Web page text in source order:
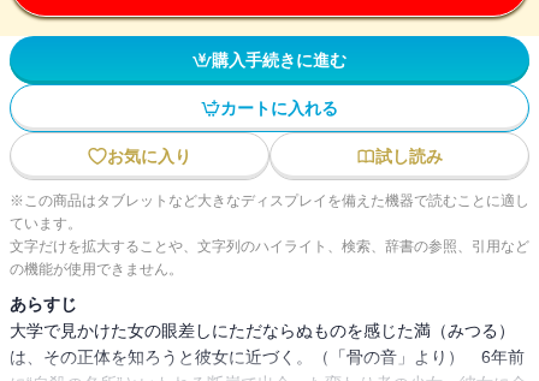
購入手続きに進む
カートに入れる
お気に入り 試し読み
※この商品はタブレットなど大きなディスプレイを備えた機器で読むことに適し
ています。
文字だけを拡大することや、文字列のハイライト、検索、辞書の参照、引用など
の機能が使用できません。
あらすじ
大学で見かけた女の眼差しにただならぬものを感じた満（みつる）
は、その正体を知ろうと彼女に近づく。（「骨の音」より） 6年前